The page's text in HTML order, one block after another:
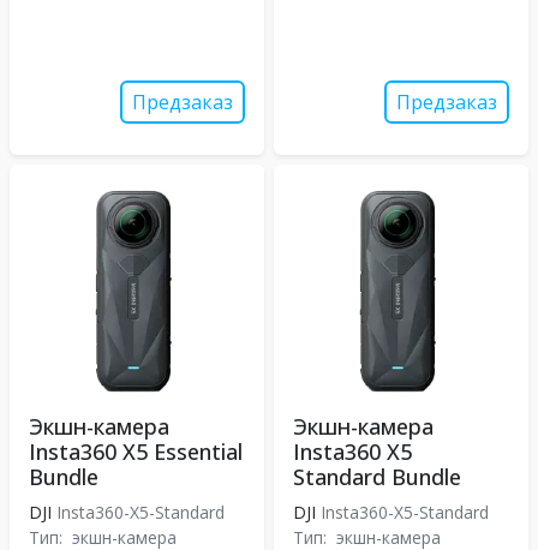
Предзаказ Предзаказ
Экшн-камера
Insta360 X5 Essential
Bundle
DJI Insta360-X5-Standard
Тип: экшн-камера
Экшн-камера
Insta360 X5
Standard Bundle
DJI Insta360-X5-Standard
Тип: экшн-камера